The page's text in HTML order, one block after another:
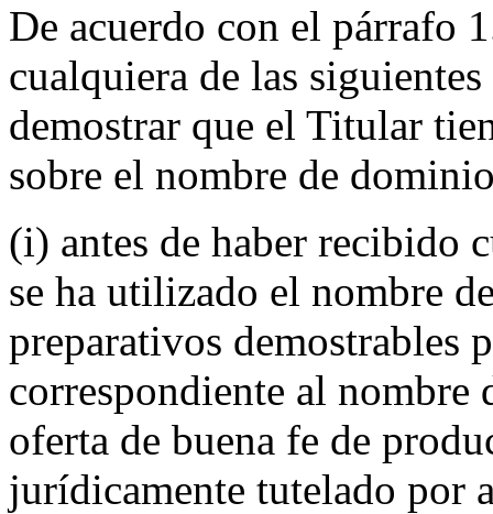
De acuerdo con el párrafo
cualquiera de las
demostrar que el Titular
sobre el nombre de
(i) antes de haber recibido
se ha utilizado el nombre
preparativos demostrables
correspondiente al
oferta de buena fe de
jurídicamente tutelado por